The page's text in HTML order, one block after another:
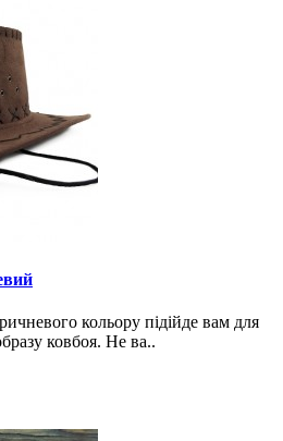
кольору підійде вам для
ковбоя. Не ва..